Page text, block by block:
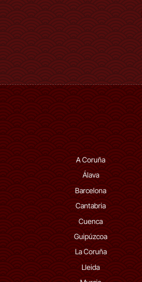
A Coruña
Álava
Barcelona
Cantabria
Cuenca
Guipúzcoa
La Coruña
Lleida